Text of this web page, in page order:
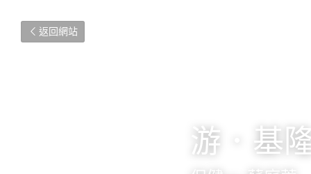
返回網站
游．基隆